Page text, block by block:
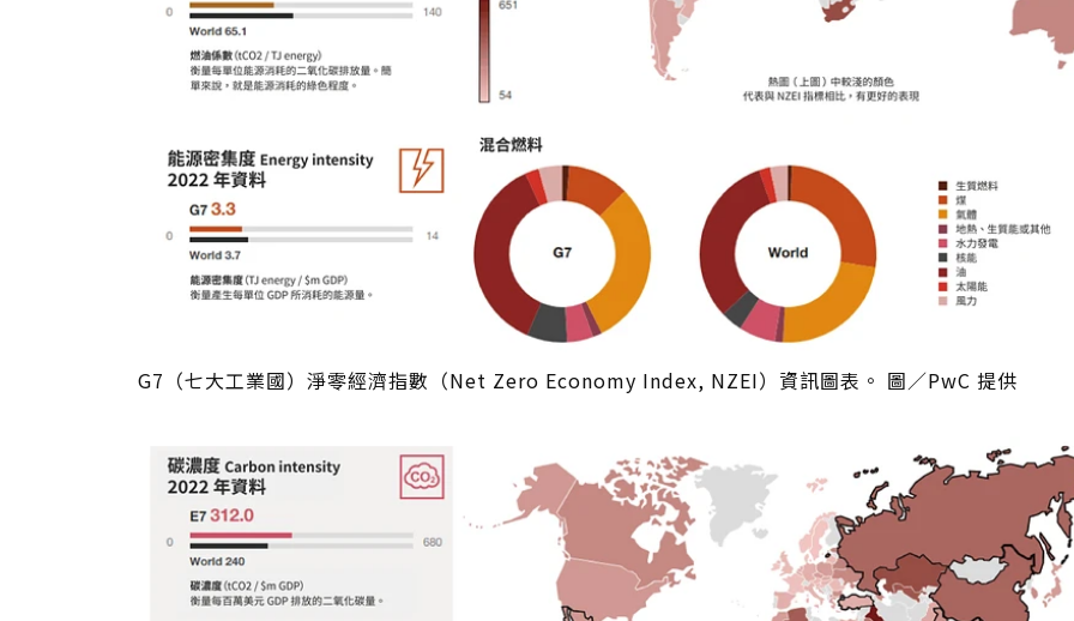
G7（七大工業國）淨零經濟指數（Net Zero Economy Index, NZEI）資訊圖表。 圖／PwC 提供